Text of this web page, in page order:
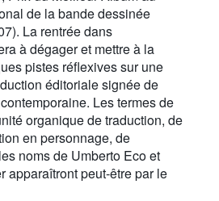
de la bande dessinée
La rentrée dans
à dégager et mettre à la
pistes réflexives sur une
éditoriale signée de
Les termes de
organique de traduction, de
en personnage, de
noms de Umberto Eco et
apparaîtront peut-être par le